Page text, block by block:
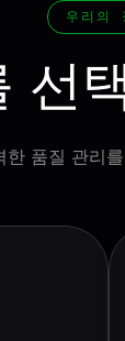
우리의
선
한 품질 관리